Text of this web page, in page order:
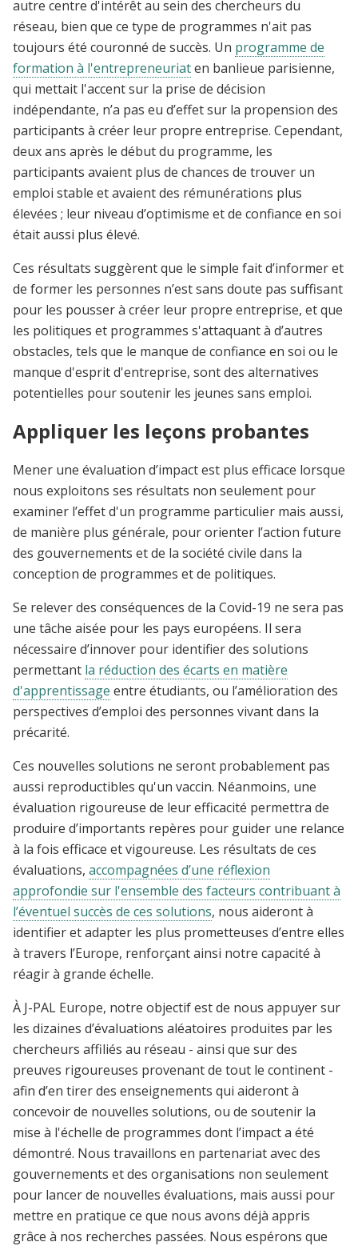
autre centre d'intérêt au sein des chercheurs du
réseau, bien que ce type de programmes n'ait pas
toujours été couronné de succès. Un programme de
formation à l'entrepreneuriaten banlieue parisienne,
qui mettait l'accent sur la prise de décision
indépendante, n’a pas eu d’effet sur la propension des
participants à créer leur propre entreprise. Cependant,
deux ans après le début du programme, les
participants avaient plus de chances de trouver un
emploi stable et avaient des rémunérations plus
élevées ; leur niveau d’optimisme et de confiance en soi
était aussi plus élevé.
Ces résultats suggèrent que le simple fait d’informer et
de former les personnes n’est sans doute pas suffisant
pour les pousser à créer leur propre entreprise, et que
les politiques et programmes s'attaquant à d’autres
obstacles, tels que le manque de confiance en soi ou le
manque d'esprit d'entreprise, sont des alternatives
potentielles pour soutenir les jeunes sans emploi.
Appliquer les leçons probantes
Mener une évaluation d’impact est plus efficace lorsque
nous exploitons ses résultats non seulement pour
examiner l’effet d'un programme particulier mais aussi,
de manière plus générale, pour orienter l’action future
des gouvernements et de la société civile dans la
conception de programmes et de politiques.
Se relever des conséquences de la Covid-19 ne sera pas
une tâche aisée pour les pays européens. Il sera
nécessaire d’innover pour identifier des solutions
permettant la réduction des écarts en matière
d'apprentissage entre étudiants, ou l’amélioration des
perspectives d’emploi des personnes vivant dans la
précarité.
Ces nouvelles solutions ne seront probablement pas
aussi reproductibles qu'un vaccin. Néanmoins, une
évaluation rigoureuse de leur efficacité permettra de
produire d’importants repères pour guider une relance
à la fois efficace et vigoureuse. Les résultats de ces
évaluations, accompagnées d’une réflexion
approfondie sur l'ensemble des facteurs contribuant à
l’éventuel succès de ces solutions, nous aideront à
identifier et adapter les plus prometteuses d’entre elles
à travers l’Europe, renforçant ainsi notre capacité à
réagir à grande échelle.
À J-PAL Europe, notre objectif est de nous appuyer sur
les dizaines d’évaluations aléatoires produites par les
chercheurs affiliés au réseau - ainsi que sur des
preuves rigoureuses provenant de tout le continent -
afin d’en tirer des enseignements qui aideront à
concevoir de nouvelles solutions, ou de soutenir la
mise à l'échelle de programmes dont l’impact a été
démontré. Nous travaillons en partenariat avec des
gouvernements et des organisations non seulement
pour lancer de nouvelles évaluations, mais aussi pour
mettre en pratique ce que nous avons déjà appris
grâce à nos recherches passées. Nous espérons que